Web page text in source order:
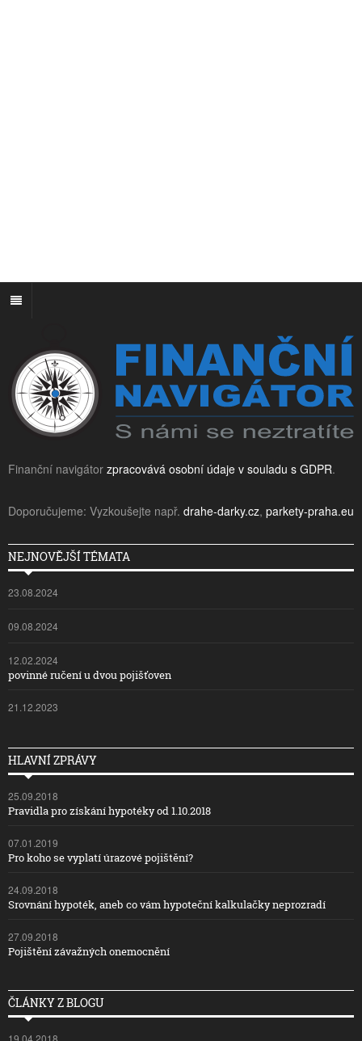
Finanční navigátor zpracovává osobní údaje v souladu s GDPR.
Doporučujeme: Vyzkoušejte např. drahe-darky.cz, parkety-praha.eu
NEJNOVĚJŠÍ TÉMATA
23.08.2024
09.08.2024
12.02.2024
povinné ručení u dvou pojišťoven
21.12.2023
HLAVNÍ ZPRÁVY
25.09.2018
Pravidla pro získání hypotéky od 1.10.2018
07.01.2019
Pro koho se vyplatí úrazové pojištění?
24.09.2018
Srovnání hypoték, aneb co vám hypoteční kalkulačky neprozradí
27.09.2018
Pojištění závažných onemocnění
ČLÁNKY Z BLOGU